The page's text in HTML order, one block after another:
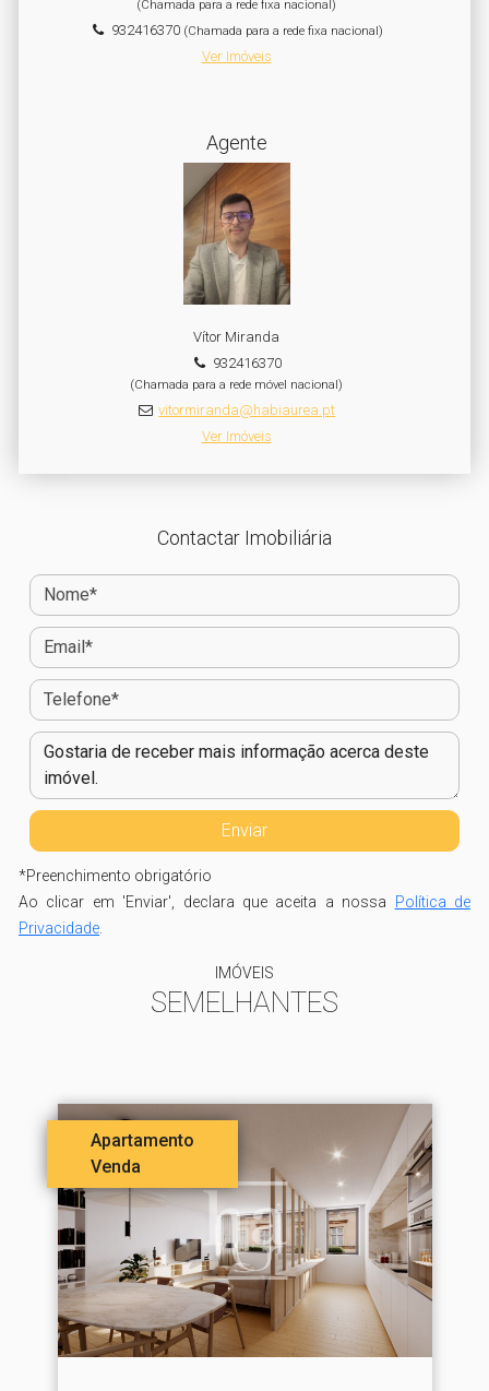
(Chamada para a rede fixa nacional)
932416370(Chamada para a rede fixa nacional)
Ver Imóveis
Agente
Vítor Miranda
932416370
(Chamada para a rede móvel nacional)
vitormiranda@habiaurea.pt
Ver Imóveis
Contactar Imobiliária
*Preenchimento obrigatório
Ao clicar em 'Enviar', declara que aceita a nossa Política de
Privacidade
IMÓVEIS
SEMELHANTES
Apartamento
Venda